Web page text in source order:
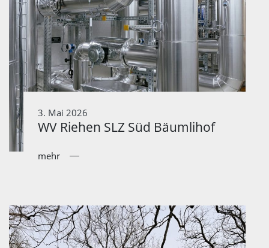
3. Mai 2026
WV Riehen SLZ Süd Bäumlihof
mehr